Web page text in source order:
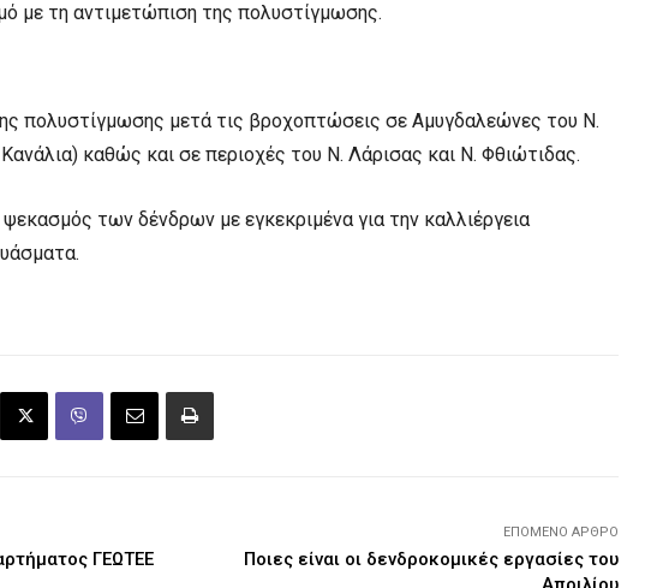
με τη αντιμετώπιση της πολυστίγμωσης.
πολυστίγμωσης μετά τις βροχοπτώσεις σε Αμυγδαλεώνες του Ν.
καθώς και σε περιοχές του Ν. Λάρισας και Ν. Φθιώτιδας.
ψεκασμός των δένδρων με εγκεκριμένα για την καλλιέργεια
ΓΕΩΤΕΕ
ΕΠΌΜΕΝΟ ΆΡΘΡΟ
Ποιες είναι οι δενδροκομικές εργασίες του